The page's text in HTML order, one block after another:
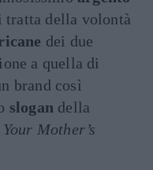
della volontà
dei due
a quella di
brand così
slogan della
Mother’s